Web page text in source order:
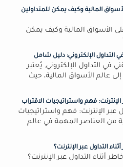
المالية وكيف يمكن للمتداولين
الأسواق المالية وكيف يمكن
التداول الإلكتروني: دليل شامل
في التداول الإلكتروني, يُعتبر
إلى عالم الأسواق المالية، حيث
الإنترنت: فهم واستراتيجيات الاقتراب
عبر الإنترنت: فهم واستراتيجيات
من العناصر المهمة في عالم
التداول عبر الإنترنت؟
أثناء التداول عبر الإنترنت؟